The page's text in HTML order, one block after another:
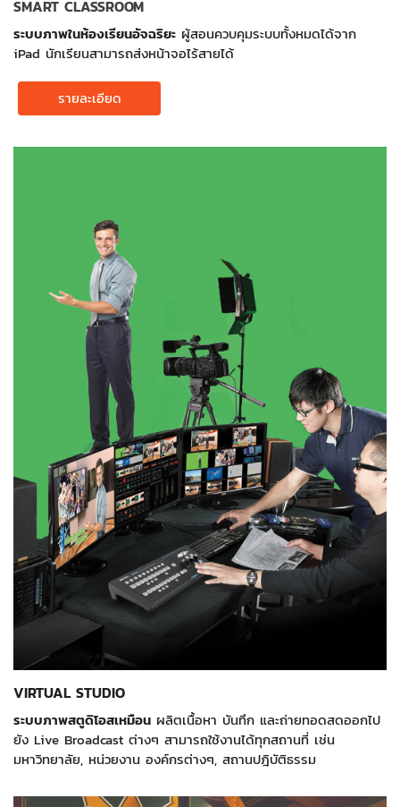
SMART CLASSROOM
ระบบภาพในห้องเรียนอัจฉริยะ ผู้สอนควบคุมระบบทั้งหมดได้จาก
iPad นักเรียนสามารถส่งหน้าจอไร้สายได้
รายละเอียด
VIRTUAL STUDIO
ระบบภาพสตูดิโอสเหมือน ผลิตเนื้อหา บันทึก และถ่ายทอดสดออกไป
ยัง Live Broadcast ต่างๆ สามารถใช้งานได้ทุกสถานที่ เช่น
มหาวิทยาลัย, หน่วยงาน องค์กรต่างๆ, สถานปฎิบัติธรรม